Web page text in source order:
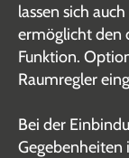
lassen sich
ermöglicht den
Funktion.
Raumregler
Bei der
Gegebenheiten